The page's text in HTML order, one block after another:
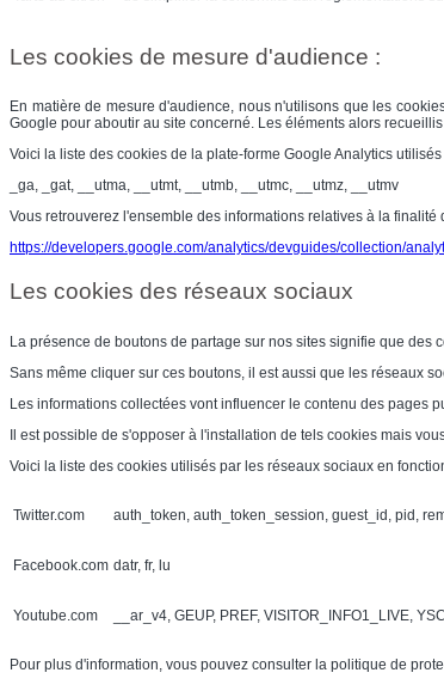
Les cookies de mesure d'audience :
En matière de mesure d'audience, nous n'utilisons que les
Google pour aboutir au site concerné. Les éléments alors
Voici la liste des cookies de la plate-forme Google Analytics utilisés
_ga, _gat, __utma, __utmt, __utmb, __utmc, __utmz, __utmv
Vous retrouverez l'ensemble des informations relatives à la
https://developers.google.com/analytics/devguides/collection/
Les cookies des réseaux sociaux
La présence de boutons de partage sur nos sites signifie que des
Sans même cliquer sur ces boutons, il est aussi que les réseaux
Les informations collectées vont influencer le contenu des pages
Il est possible de s'opposer à l'installation de tels cookies mais
Voici la liste des cookies utilisés par les réseaux sociaux en
Twitter.com auth_token, auth_token_session, guest_id, pid,
Facebook.com datr, fr, lu
Youtube.com __ar_v4, GEUP, PREF, VISITOR_INFO1_LIVE,
Pour plus d'information, vous pouvez consulter la politique de